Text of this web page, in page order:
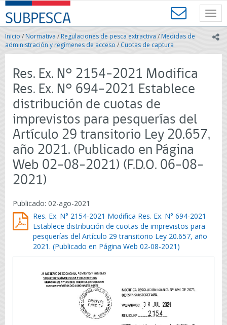
Contenido
principal
SUBPESCA
-
Subsecretaría
de
Pesca
Acuicultura
Gobierno
de
Chile
Inicio /Normativa / Regulaciones de pesca extractiva / Medidas de
administración y regímenes de acceso / Cuotas de captura
Res. Ex. N° 2154-2021 Modifica
Res. Ex. N° 694-2021 Establece
distribución de cuotas de
imprevistos para pesquerías del
Artículo 29 transitorio Ley 20.657,
año 2021. (Publicado en Página
Web 02-08-2021) (F.D.O. 06-08-
2021)
Publicado: 02-ago-2021
Res. Ex. N° 2154-2021 Modifica Res. Ex. N° 694-2021
Establece distribución de cuotas de imprevistos para
pesquerías del Artículo 29 transitorio Ley 20.657, año
2021. (Publicado en Página Web 02-08-2021)